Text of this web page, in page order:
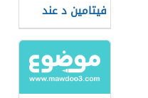
فيتامين د عند
الرجال